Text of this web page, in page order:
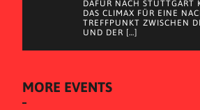
DAFÜR NACH STUTTGART
DAS CLIMAX FÜR EINE
TREFFPUNKT ZWISCHEN
UND DER […]
MORE EVENTS